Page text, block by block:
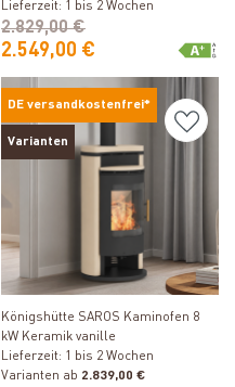
Lieferzeit: 1 bis 2 Wochen
2.549,00 €
2.829,00 €
DE versandkostenfrei*
Varianten
Produkt ansehen
Königshütte SAROS Kaminofen 8
kW Keramik vanille
Lieferzeit: 1 bis 2 Wochen
Varianten ab 2.839,00 €